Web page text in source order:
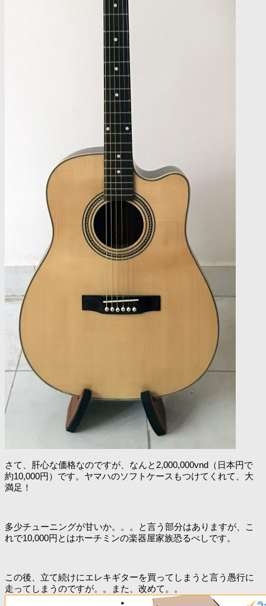
さて、肝心な価格なのですが、なんと2,000,000vnd（日本円で
約10,000円）です。ヤマハのソフトケースもつけてくれて、大
満足！
多少チューニングが甘いか。。。と言う部分はありますが、こ
れで10,000円とはホーチミンの楽器屋家族恐るべしです。
この後、立て続けにエレキギターを買ってしまうと言う愚行に
走ってしまうのですが。。また、改めて。。